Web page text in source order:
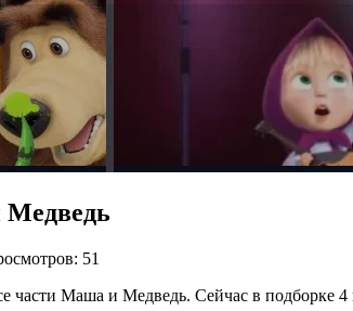
51
части Маша и Медведь. Сейчас в подборке 4